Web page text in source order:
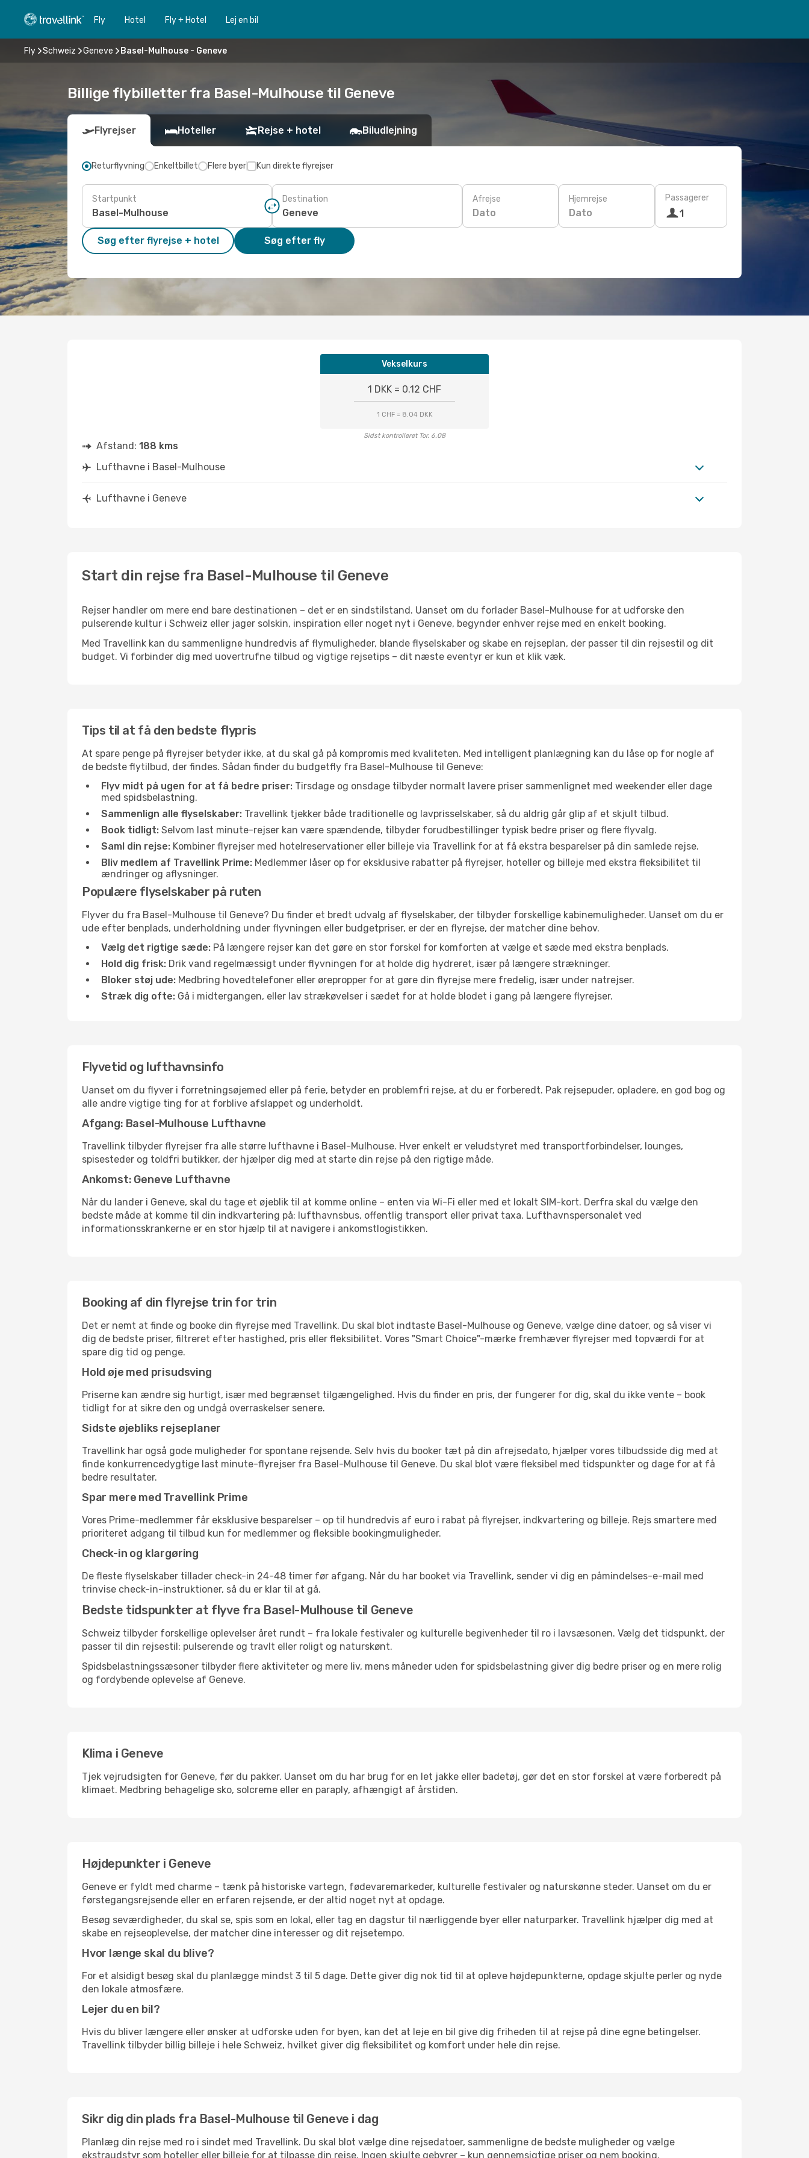
Fly Hotel Fly + Hotel Lej en bil
Fly Schweiz Geneve Basel-Mulhouse - Geneve
Billige flybilletter fra Basel-Mulhouse til Geneve
Flyrejser Hoteller Rejse + hotel Biludlejning
Returflyvning Enkeltbillet Flere byer Kun direkte flyrejser
Startpunkt Destination Afrejse
Dato
Hjemrejse
Dato
Passagerer
1
Søg efter flyrejse + hotel Søg efter fly
Vekselkurs
1 DKK = 0.12 CHF
1 CHF = 8.04 DKK
Sidst kontrolleret Tor. 6.08
Afstand: 188 kms
Lufthavne i Basel-Mulhouse
Lufthavne i Geneve
Start din rejse fra Basel-Mulhouse til Geneve
Rejser handler om mere end bare destinationen – det er en sindstilstand. Uanset om du forlader Basel-Mulhouse for at udforske den
pulserende kultur i Schweiz eller jager solskin, inspiration eller noget nyt i Geneve, begynder enhver rejse med en enkelt booking.
Med Travellink kan du sammenligne hundredvis af flymuligheder, blande flyselskaber og skabe en rejseplan, der passer til din rejsestil og dit
budget. Vi forbinder dig med uovertrufne tilbud og vigtige rejsetips – dit næste eventyr er kun et klik væk.
Tips til at få den bedste flypris
At spare penge på flyrejser betyder ikke, at du skal gå på kompromis med kvaliteten. Med intelligent planlægning kan du låse op for nogle af
de bedste flytilbud, der findes. Sådan finder du budgetfly fra Basel-Mulhouse til Geneve:
Flyv midt på ugen for at få bedre priser: Tirsdage og onsdage tilbyder normalt lavere priser sammenlignet med weekender eller dage
med spidsbelastning.
Sammenlign alle flyselskaber: Travellink tjekker både traditionelle og lavprisselskaber, så du aldrig går glip af et skjult tilbud.
Book tidligt: Selvom last minute-rejser kan være spændende, tilbyder forudbestillinger typisk bedre priser og flere flyvalg.
Saml din rejse: Kombiner flyrejser med hotelreservationer eller billeje via Travellink for at få ekstra besparelser på din samlede rejse.
Bliv medlem af Travellink Prime: Medlemmer låser op for eksklusive rabatter på flyrejser, hoteller og billeje med ekstra fleksibilitet til
ændringer og aflysninger.
Populære flyselskaber på ruten
Flyver du fra Basel-Mulhouse til Geneve? Du finder et bredt udvalg af flyselskaber, der tilbyder forskellige kabinemuligheder. Uanset om du er
ude efter benplads, underholdning under flyvningen eller budgetpriser, er der en flyrejse, der matcher dine behov.
Vælg det rigtige sæde: På længere rejser kan det gøre en stor forskel for komforten at vælge et sæde med ekstra benplads.
Hold dig frisk: Drik vand regelmæssigt under flyvningen for at holde dig hydreret, især på længere strækninger.
Bloker støj ude: Medbring hovedtelefoner eller ørepropper for at gøre din flyrejse mere fredelig, især under natrejser.
Stræk dig ofte: Gå i midtergangen, eller lav strækøvelser i sædet for at holde blodet i gang på længere flyrejser.
Flyvetid og lufthavnsinfo
Uanset om du flyver i forretningsøjemed eller på ferie, betyder en problemfri rejse, at du er forberedt. Pak rejsepuder, opladere, en god bog og
alle andre vigtige ting for at forblive afslappet og underholdt.
Afgang: Basel-Mulhouse Lufthavne
Travellink tilbyder flyrejser fra alle større lufthavne i Basel-Mulhouse. Hver enkelt er veludstyret med transportforbindelser, lounges,
spisesteder og toldfri butikker, der hjælper dig med at starte din rejse på den rigtige måde.
Ankomst: Geneve Lufthavne
Når du lander i Geneve, skal du tage et øjeblik til at komme online – enten via Wi-Fi eller med et lokalt SIM-kort. Derfra skal du vælge den
bedste måde at komme til din indkvartering på: lufthavnsbus, offentlig transport eller privat taxa. Lufthavnspersonalet ved
informationsskrankerne er en stor hjælp til at navigere i ankomstlogistikken.
Booking af din flyrejse trin for trin
Det er nemt at finde og booke din flyrejse med Travellink. Du skal blot indtaste Basel-Mulhouse og Geneve, vælge dine datoer, og så viser vi
dig de bedste priser, filtreret efter hastighed, pris eller fleksibilitet. Vores "Smart Choice"-mærke fremhæver flyrejser med topværdi for at
spare dig tid og penge.
Hold øje med prisudsving
Priserne kan ændre sig hurtigt, især med begrænset tilgængelighed. Hvis du finder en pris, der fungerer for dig, skal du ikke vente – book
tidligt for at sikre den og undgå overraskelser senere.
Sidste øjebliks rejseplaner
Travellink har også gode muligheder for spontane rejsende. Selv hvis du booker tæt på din afrejsedato, hjælper vores tilbudsside dig med at
finde konkurrencedygtige last minute-flyrejser fra Basel-Mulhouse til Geneve. Du skal blot være fleksibel med tidspunkter og dage for at få
bedre resultater.
Spar mere med Travellink Prime
Vores Prime-medlemmer får eksklusive besparelser – op til hundredvis af euro i rabat på flyrejser, indkvartering og billeje. Rejs smartere med
prioriteret adgang til tilbud kun for medlemmer og fleksible bookingmuligheder.
Check-in og klargøring
De fleste flyselskaber tillader check-in 24-48 timer før afgang. Når du har booket via Travellink, sender vi dig en påmindelses-e-mail med
trinvise check-in-instruktioner, så du er klar til at gå.
Bedste tidspunkter at flyve fra Basel-Mulhouse til Geneve
Schweiz tilbyder forskellige oplevelser året rundt – fra lokale festivaler og kulturelle begivenheder til ro i lavsæsonen. Vælg det tidspunkt, der
passer til din rejsestil: pulserende og travlt eller roligt og naturskønt.
Spidsbelastningssæsoner tilbyder flere aktiviteter og mere liv, mens måneder uden for spidsbelastning giver dig bedre priser og en mere rolig
og fordybende oplevelse af Geneve.
Klima i Geneve
Tjek vejrudsigten for Geneve, før du pakker. Uanset om du har brug for en let jakke eller badetøj, gør det en stor forskel at være forberedt på
klimaet. Medbring behagelige sko, solcreme eller en paraply, afhængigt af årstiden.
Højdepunkter i Geneve
Geneve er fyldt med charme – tænk på historiske vartegn, fødevaremarkeder, kulturelle festivaler og naturskønne steder. Uanset om du er
førstegangsrejsende eller en erfaren rejsende, er der altid noget nyt at opdage.
Besøg seværdigheder, du skal se, spis som en lokal, eller tag en dagstur til nærliggende byer eller naturparker. Travellink hjælper dig med at
skabe en rejseoplevelse, der matcher dine interesser og dit rejsetempo.
Hvor længe skal du blive?
For et alsidigt besøg skal du planlægge mindst 3 til 5 dage. Dette giver dig nok tid til at opleve højdepunkterne, opdage skjulte perler og nyde
den lokale atmosfære.
Lejer du en bil?
Hvis du bliver længere eller ønsker at udforske uden for byen, kan det at leje en bil give dig friheden til at rejse på dine egne betingelser.
Travellink tilbyder billig billeje i hele Schweiz, hvilket giver dig fleksibilitet og komfort under hele din rejse.
Sikr dig din plads fra Basel-Mulhouse til Geneve i dag
Planlæg din rejse med ro i sindet med Travellink. Du skal blot vælge dine rejsedatoer, sammenligne de bedste muligheder og vælge
ekstraudstyr som hoteller eller billeje for at tilpasse din rejse. Ingen skjulte gebyrer – kun gennemsigtige priser og nem booking.